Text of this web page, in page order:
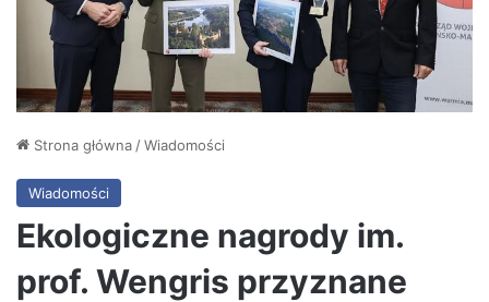
Strona główna /Wiadomości
Wiadomości
Ekologiczne nagrody im.
prof. Wengris przyznane